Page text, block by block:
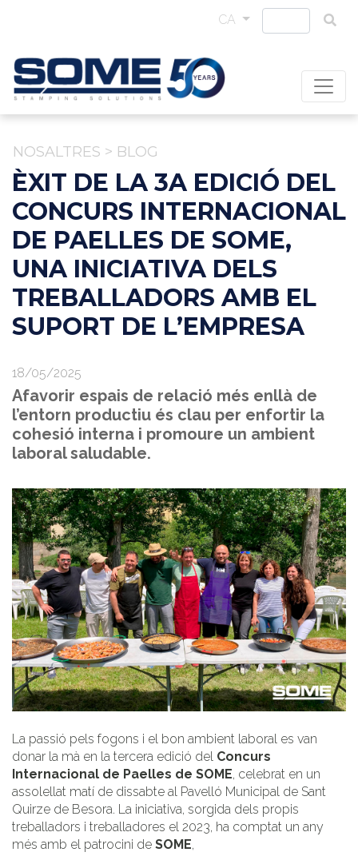
CA
NOSALTRES > BLOG
ÈXIT DE LA 3A EDICIÓ DEL
CONCURS INTERNACIONAL
DE PAELLES DE SOME,
UNA INICIATIVA DELS
TREBALLADORS AMB EL
SUPORT DE L’EMPRESA
18/05/2025
Afavorir espais de relació més enllà de
l’entorn productiu és clau per enfortir la
cohesió interna i promoure un ambient
laboral saludable.
La passió pels fogons i el bon ambient laboral es van
donar la mà en la tercera edició del Concurs
Internacional de Paelles de SOME, celebrat en un
assolellat matí de dissabte al Pavelló Municipal de Sant
Quirze de Besora. La iniciativa, sorgida dels propis
treballadors i treballadores el 2023, ha comptat un any
més amb el patrocini de SOME,